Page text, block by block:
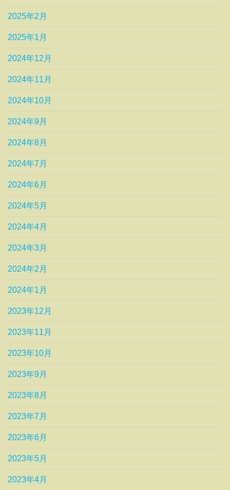
2025年2月
2025年1月
2024年12月
2024年11月
2024年10月
2024年9月
2024年8月
2024年7月
2024年6月
2024年5月
2024年4月
2024年3月
2024年2月
2024年1月
2023年12月
2023年11月
2023年10月
2023年9月
2023年8月
2023年7月
2023年6月
2023年5月
2023年4月